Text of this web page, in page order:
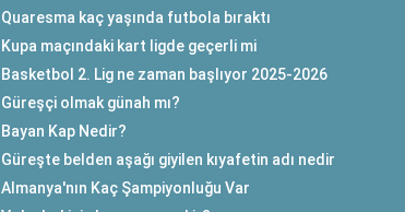
Quaresma kaç yaşında futbola bıraktı
Kupa maçındaki kart ligde geçerli mi
Basketbol 2. Lig ne zaman başlıyor 2025-2026
Güreşçi olmak günah mı?
Bayan Kap Nedir?
Güreşte belden aşağı giyilen kıyafetin adı nedir
Almanya'nın Kaç Şampiyonluğu Var